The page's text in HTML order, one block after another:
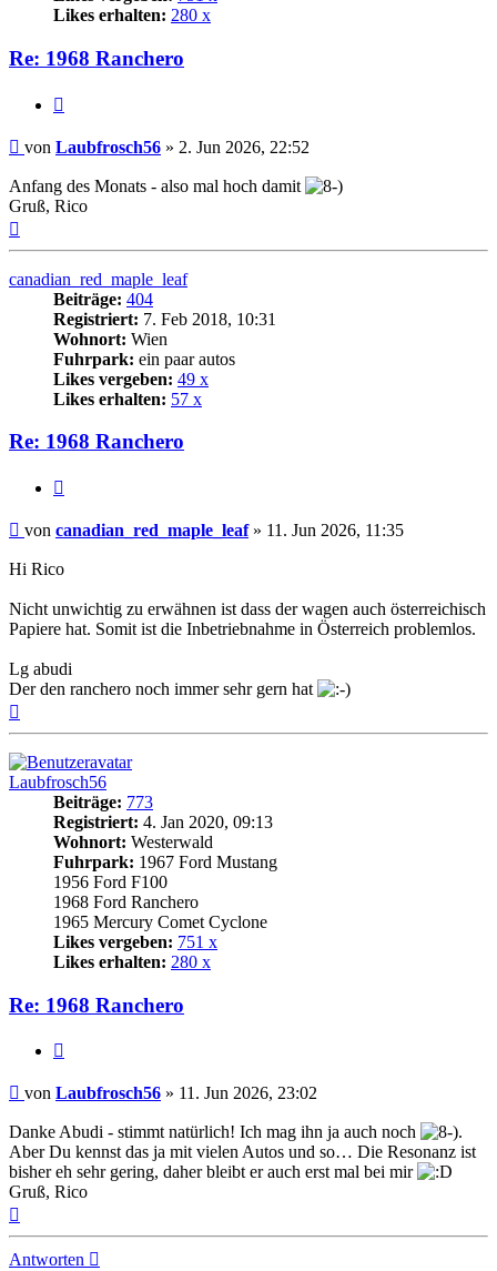
Likes erhalten: 280 x
Re: 1968 Ranchero
Beitrag
von Laubfrosch56 » 2. Jun 2026, 22:52
Anfang des Monats - also mal hoch damit
Gruß, Rico
canadian_red_maple_leaf
Beiträge: 404
Registriert: 7. Feb 2018, 10:31
Wohnort: Wien
Fuhrpark: ein paar autos
Likes vergeben: 49 x
Likes erhalten: 57 x
Re: 1968 Ranchero
Beitrag
von canadian_red_maple_leaf» 11. Jun 2026, 11:35
Hi Rico
Nicht unwichtig zu erwähnen ist dass der wagen auch österreichisch
Papiere hat. Somit ist die Inbetriebnahme in Österreich problemlos.
Lg abudi
Der den ranchero noch immer sehr gern hat
Laubfrosch56
Beiträge: 773
Registriert: 4. Jan 2020, 09:13
Wohnort: Westerwald
Fuhrpark: 1967 Ford Mustang
1956 Ford F100
1968 Ford Ranchero
1965 Mercury Comet Cyclone
Likes vergeben: 751 x
Likes erhalten: 280 x
Re: 1968 Ranchero
Beitrag
von Laubfrosch56 » 11. Jun 2026, 23:02
Danke Abudi - stimmt natürlich! Ich mag ihn ja auch noch
.
Aber Du kennst das ja mit vielen Autos und so… Die Resonanz ist
bisher eh sehr gering, daher bleibt er auch erst mal bei mir
Gruß, Rico
oben
Antworten